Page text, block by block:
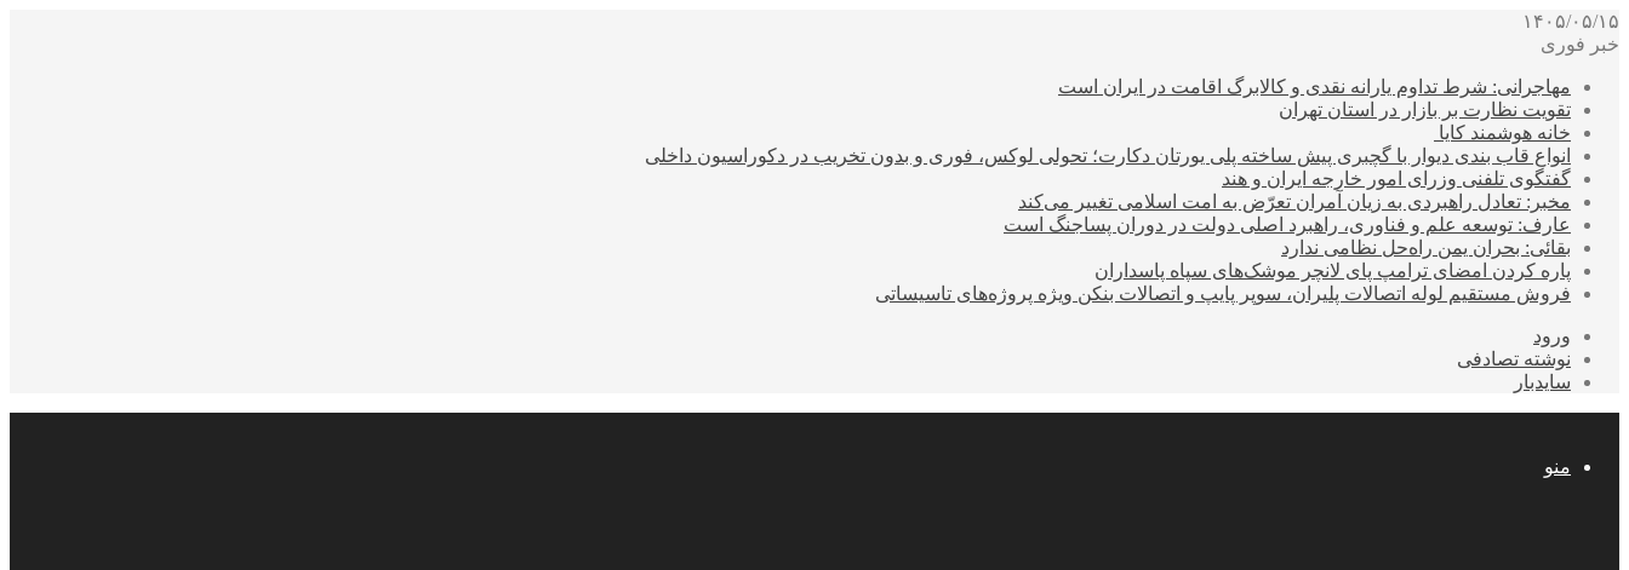
۱۴۰۵/۰۵/۱۵
خبر فوری
مهاجرانی: شرط تداوم یارانه نقدی و کالابرگ اقامت در ایران است
تقویت نظارت بر بازار در استان تهران
خانه هوشمند کایا
انواع قاب بندی دیوار با گچبری پیش ساخته پلی یورتان دکارت؛ تحولی لوکس، فوری و بدون تخریب در دکوراسیون داخلی
گفتگوی تلفنی وزرای امور خارجه ایران و هند
مخبر: تعادل راهبردی به زیان آمران تعرّض به امت اسلامی تغییر می‌کند
عارف: توسعه علم و فناوری، راهبرد اصلی دولت در دوران پساجنگ است
بقائی: بحران یمن راه‌حل نظامی ندارد
پاره کردن امضای ترامپ پای لانچر موشک‌های سپاه پاسداران
فروش مستقیم لوله اتصالات پلیران، سوپر پایپ و اتصالات بنکن ویژه پروژه‌های تاسیساتی
ورود
نوشته تصادفی
سایدبار
منو